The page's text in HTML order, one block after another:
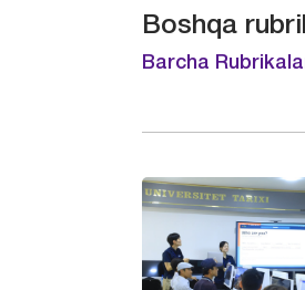
Boshqa
Barcha